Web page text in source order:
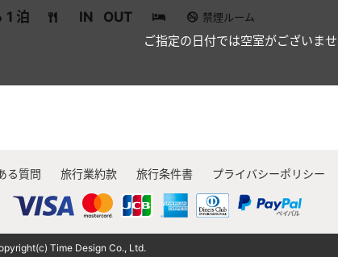
ご指定の日付では空室がございま
泊 IN OUT 禁煙ルーム
る質問 旅行業約款 旅行条件書 プライバシーポリシー
Time Design Co., Ltd.